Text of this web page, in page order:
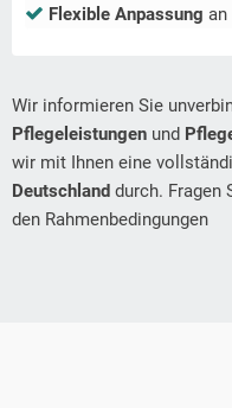
Flexible Anpassung an
Wir informieren Sie
Pflegeleistungen und
wir mit Ihnen eine
Deutschland durch. Fragen
den Rahmenbedingungen